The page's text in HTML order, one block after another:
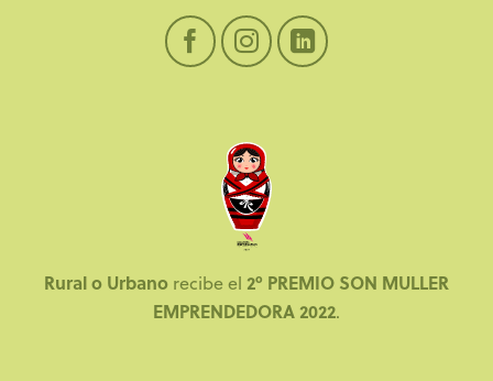
Rural o Urbano recibe el 2º PREMIO SON MULLER
EMPRENDEDORA 2022.